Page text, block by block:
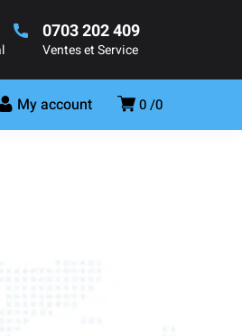
0703 202 409
Ventes et Service
0 0
My account